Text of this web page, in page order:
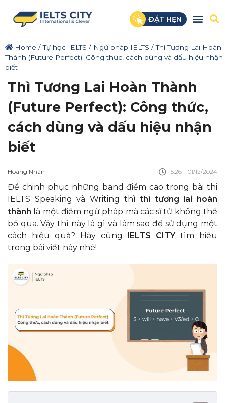
ĐẶT HẸN
Home /Tự học IELTS / Ngữ pháp IELTS /Thì Tương Lai Hoàn
Thành (Future Perfect): Công thức, cách dùng và dấu hiệu nhận
biết
Thì Tương Lai Hoàn Thành
(Future Perfect): Công thức,
cách dùng và dấu hiệu nhận
biết
Hoàng Nhân 15:26 01/12/2024
Để chinh phục những band điểm cao trong bài thi
IELTS Speaking và Writing thìthì tương lai hoàn
thành là một điểm ngữ pháp mà các sĩ tử không thể
bỏ qua. Vậy thì này là gì và làm sao để sử dụng một
cách hiệu quả? Hãy cùng IELTS CITYtìm hiểu
trong bài viết này nhé!